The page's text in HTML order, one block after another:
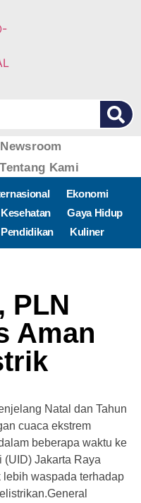
Newsroom
Tentang Kami
Ekonomi
Kesehatan
Gaya Hidup
Pendidikan Kuliner
PLN
Aman
Natal dan Tahun
cuaca ekstrem
beberapa waktu ke
Jakarta Raya
lebih waspada terhadap